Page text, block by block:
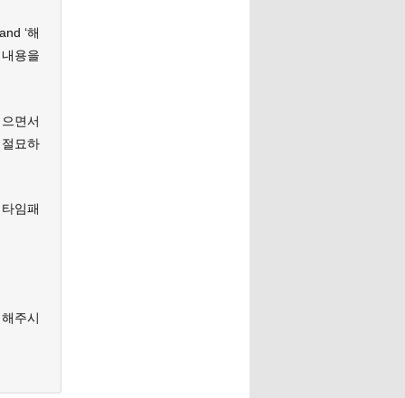
‘해
용을
면서
묘하
임패
주시